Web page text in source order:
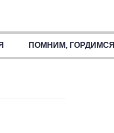
ПОМНИМ, ГОРДИМСЯ